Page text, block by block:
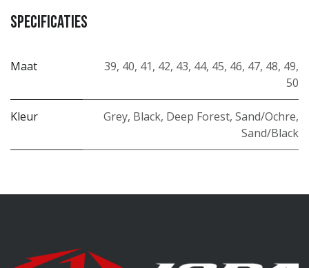
Specificaties
Maat 39, 40, 41, 42, 43, 44, 45, 46, 47, 48, 49,
50
Kleur Grey, Black, Deep Forest, Sand/Ochre,
Sand/Black